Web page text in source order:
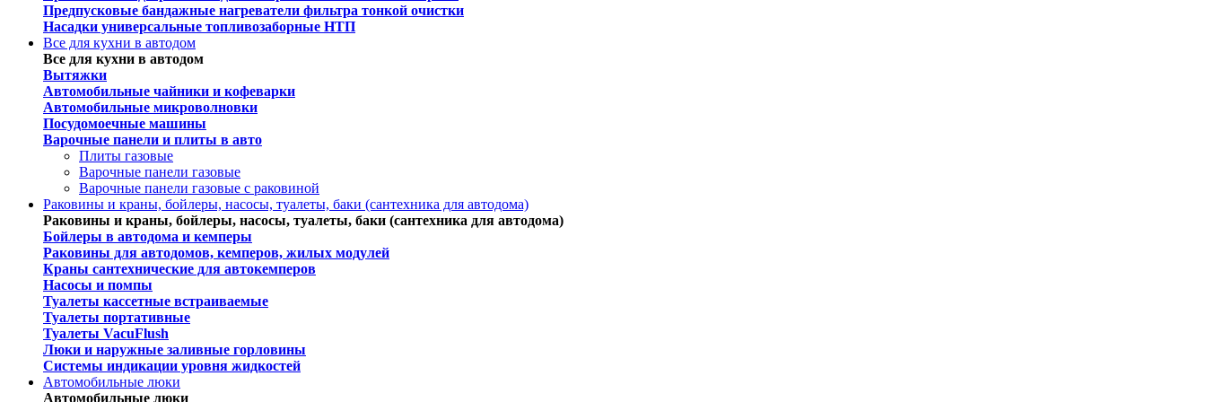
Предпусковые бандажные нагреватели фильтра тонкой очистки
Насадки универсальные топливозаборные НТП
Все для кухни в автодом
Все для кухни в автодом
Вытяжки
Автомобильные чайники и кофеварки
Автомобильные микроволновки
Посудомоечные машины
Варочные панели и плиты в авто
Плиты газовые
Варочные панели газовые
Варочные панели газовые c раковиной
Раковины и краны, бойлеры, насосы, туалеты, баки (сантехника для автодома)
Раковины и краны, бойлеры, насосы, туалеты, баки (сантехника для автодома)
Бойлеры в автодома и кемперы
Раковины для автодомов, кемперов, жилых модулей
Краны сантехнические для автокемперов
Насосы и помпы
Туалеты кассетные встраиваемые
Туалеты портативные
Туалеты VacuFlush
Люки и наружные заливные горловины
Системы индикации уровня жидкостей
Автомобильные люки
Автомобильные люки